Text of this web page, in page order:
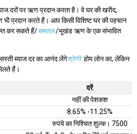
दरों पर ऋण प्रदान करता है। वे घर की खरीद,
प्रदान करते हैं। आप किसी विशिष्ट घर की पहचान
कर सकते हैं/समतल/भूखंड ऋण के एक संभावित
ब्याज दर का आनंद लेंगेश्रेणी होम लोन का, लेकिन
हैं।
दरें
नहीं की पेशकश
8.65% -11.25%
रुपये का निश्चित शुल्क। 7500